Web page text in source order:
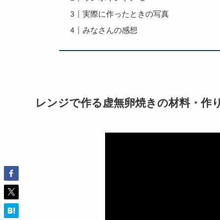
実際に作ったときの写真
みなさんの感想
レンジで作る虚無卵焼きの材料・作